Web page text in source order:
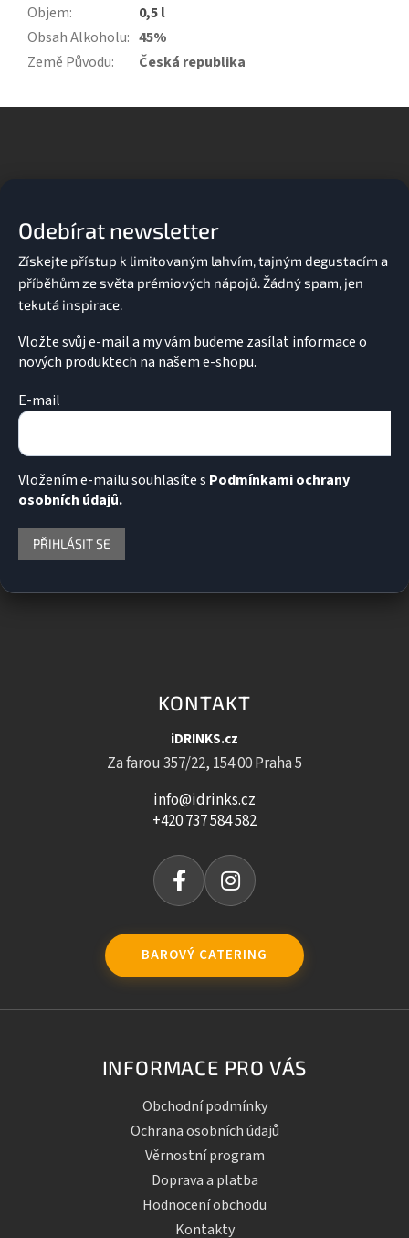
Objem:
0,5 l
Obsah Alkoholu: 45%
Země Původu: Česká republika
Odebírat newsletter
Vložte svůj e-mail a my vám budeme zasílat informace o
nových produktech na našem e-shopu.
E-mail
Vložením e-mailu souhlasíte s Podmínkami ochrany
osobních údajů.
PŘIHLÁSIT SE
KONTAKT
iDRINKS.cz
Za farou 357/22, 154 00 Praha 5
info@idrinks.cz
+420 737 584 582
BAROVÝ CATERING
INFORMACE PRO VÁS
Obchodní podmínky
Ochrana osobních údajů
Věrnostní program
Doprava a platba
Hodnocení obchodu
Kontakty